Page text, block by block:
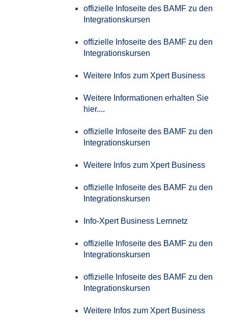
offizielle Infoseite des BAMF zu den
Integrationskursen
offizielle Infoseite des BAMF zu den
Integrationskursen
Weitere Infos zum Xpert Business
Weitere Informationen erhalten Sie
hier....
offizielle Infoseite des BAMF zu den
Integrationskursen
Weitere Infos zum Xpert Business
offizielle Infoseite des BAMF zu den
Integrationskursen
Info-Xpert Business Lernnetz
offizielle Infoseite des BAMF zu den
Integrationskursen
offizielle Infoseite des BAMF zu den
Integrationskursen
Weitere Infos zum Xpert Business